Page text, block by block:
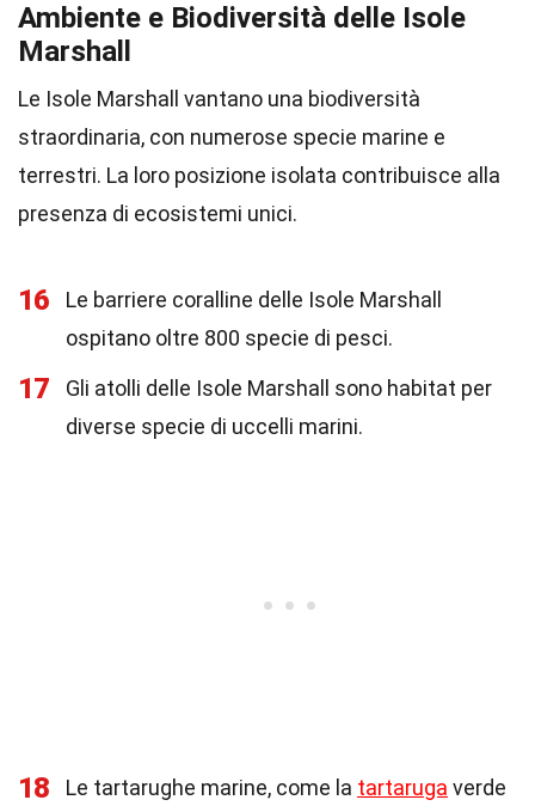
Ambiente e Biodiversità delle Isole
Marshall
Le Isole Marshall vantano una biodiversità
straordinaria, con numerose specie marine e
terrestri. La loro posizione isolata contribuisce alla
presenza di ecosistemi unici.
16
Le barriere coralline delle Isole Marshall
ospitano oltre 800 specie di pesci.
17
Gli atolli delle Isole Marshall sono habitat per
diverse specie di uccelli marini.
18 Le tartarughe marine, come la tartaruga verde